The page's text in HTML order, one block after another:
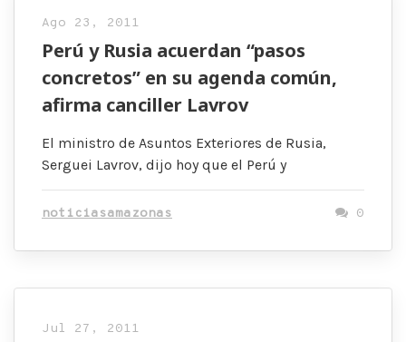
Ago 23, 2011
Perú y Rusia acuerdan “pasos
concretos” en su agenda común,
afirma canciller Lavrov
El ministro de Asuntos Exteriores de Rusia,
Serguei Lavrov, dijo hoy que el Perú y
noticiasamazonas 0
Jul 27, 2011